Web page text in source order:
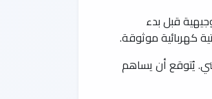
قبل بدء
كهربائية موثوقة.
يُتوقع أن يساهم